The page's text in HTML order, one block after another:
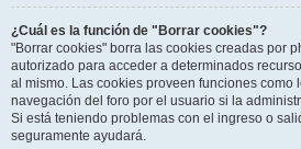
¿Cuál es la función de "Borrar cookies"?
"Borrar cookies" borra las cookies creadas por
autorizado para acceder a determinados
al mismo. Las cookies proveen funciones como
navegación del foro por el usuario si la
Si está teniendo problemas con el ingreso o
seguramente ayudará.